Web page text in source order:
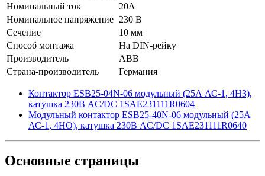
Номинальный ток
20А
Номинальное напряжение 230 В
Сечение
10 мм
Способ монтажа
На DIN-рейку
Производитель
ABB
Страна-производитель
Германия
Контактор ESB25-04N-06 модульный (25А АС-1, 4НЗ),
катушка 230В AC/DC 1SAE231111R0604
Модульный контактор ESB25-40N-06 модульный (25А
АС-1, 4НО), катушка 230В AC/DC 1SAE231111R0640
Основные страницы